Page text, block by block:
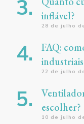
inflável?
28 de julho
FAQ:
industriais
22 de julho
escolher?
10 de julho